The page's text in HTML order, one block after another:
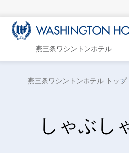
燕三条ワシントンホテル
燕三条ワシントンホテル トップ
しゃぶし